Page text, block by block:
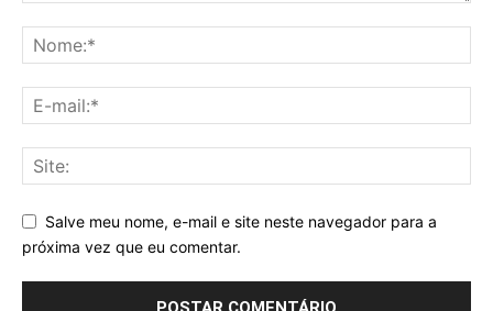
Salve meu nome, e-mail e site neste navegador para a
próxima vez que eu comentar.